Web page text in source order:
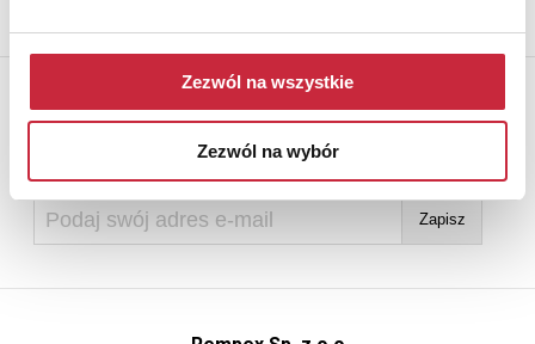
Zezwól na wszystkie
Zezwól na wybór
* - podlega opłacie DdS (patrz regulamin)
Newsletter
Aby otrzymywać informacje o nowych aukcjach, prosimy podać
adres e-mail